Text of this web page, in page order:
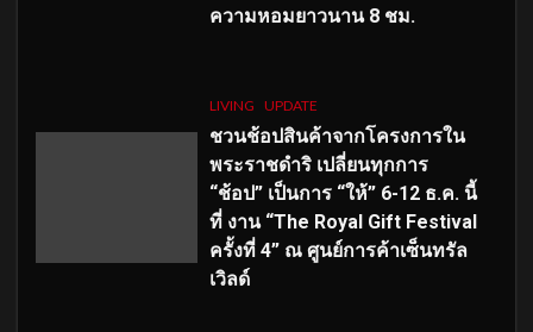
ความหอมยาวนาน 8 ชม.
LIVING UPDATE
ชวนช้อปสินค้าจากโครงการใน
พระราชดำริ เปลี่ยนทุกการ
“ช้อป” เป็นการ “ให้” 6-12 ธ.ค. นี้
ที่ งาน “The Royal Gift Festival
ครั้งที่ 4” ณ ศูนย์การค้าเซ็นทรัล
เวิลด์